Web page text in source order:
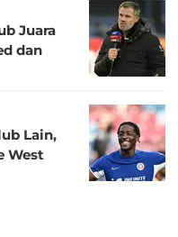
Juara
dan
Lain,
West